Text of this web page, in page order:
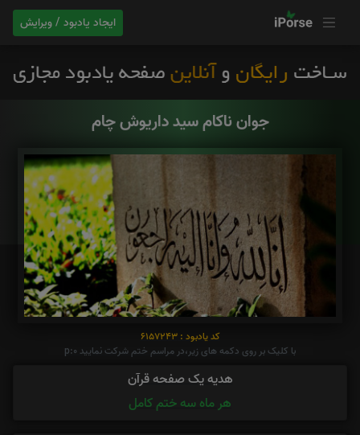
ایجاد یادبود / ویرایش
جوان ناکام سید داریوش چام
کد یادبود : 6157243
با کلیک بر روی دکمه های زیر،در مراسم ختم شرکت نمایید p:0
هدیه یک صفحه قرآن
هر ماه سه ختم کامل